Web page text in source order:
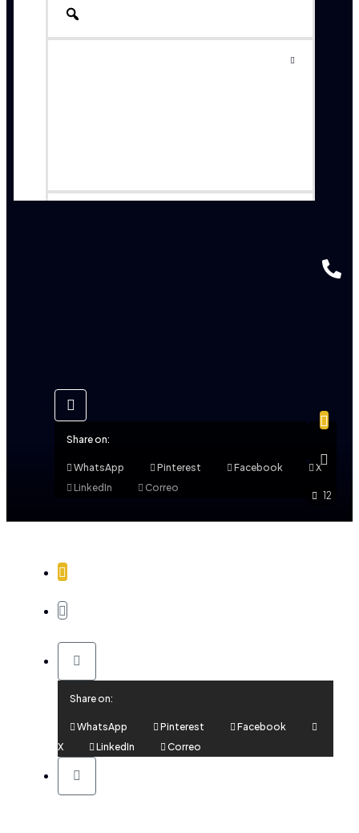
12
Share on:
WhatsApp Pinterest Facebook
X
LinkedIn
Correo
Share on:
WhatsApp Pinterest
Facebook
X
LinkedIn Correo